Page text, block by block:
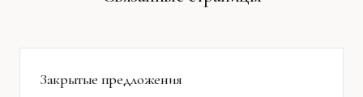
Закрытые предложения